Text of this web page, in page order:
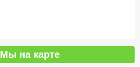
Мы на карте